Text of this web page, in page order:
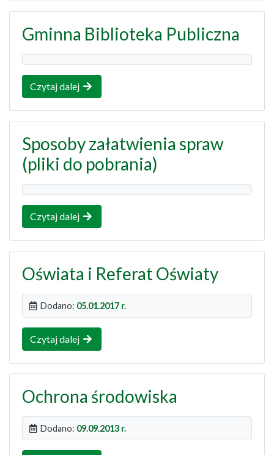
Gminna Biblioteka Publiczna
Czytaj dalej
Sposoby załatwienia spraw
(pliki do pobrania)
Czytaj dalej
Oświata i Referat Oświaty
Dodano: 05.01.2017 r.
Czytaj dalej
Ochrona środowiska
Dodano: 09.09.2013 r.